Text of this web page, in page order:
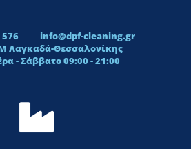
576
info@dpf-cleaning.gr
Λαγκαδά-Θεσσαλονίκης
- Σάββατο 09:00 - 21:00